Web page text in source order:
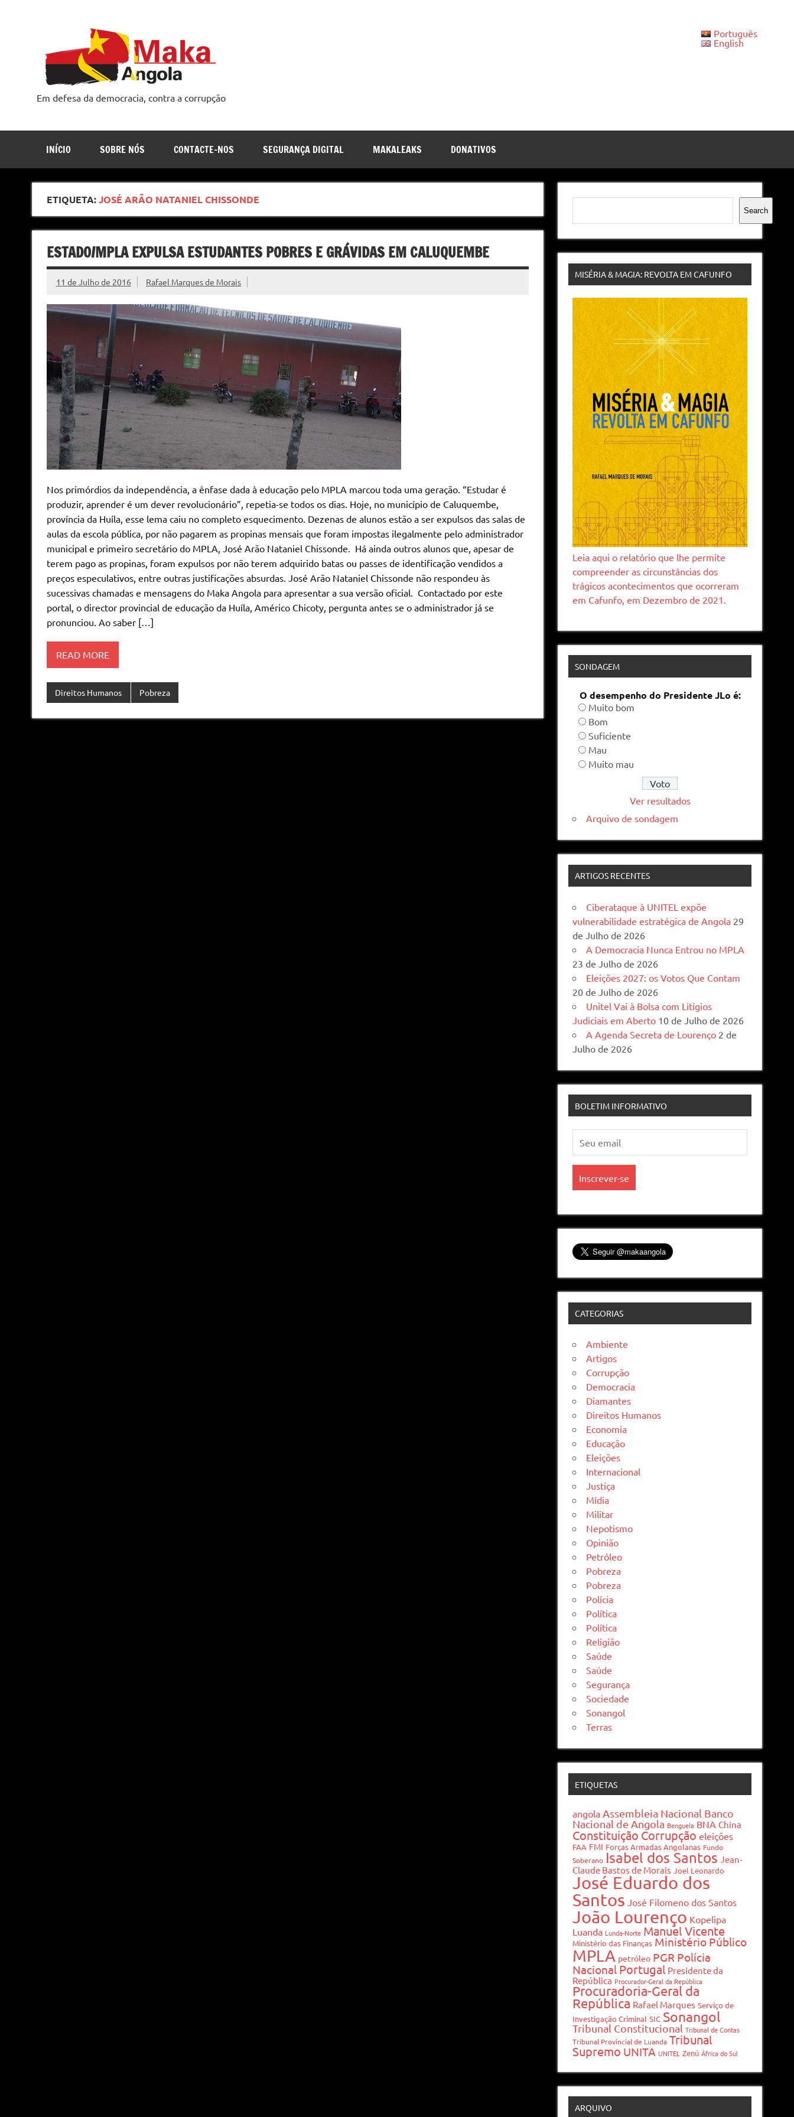
Em defesa da democracia, contra a corrupção
Português
English
INÍCIO SOBRE NÓS CONTACTE-NOS SEGURANÇA DIGITAL MAKALEAKS DONATIVOS
ETIQUETA:JOSÉ ARÃO NATANIEL CHISSONDE
ESTADO/MPLA EXPULSA ESTUDANTES POBRES E GRÁVIDAS EM CALUQUEMBE
11 de Julho de 2016 Rafael Marques de Morais
Nos primórdios da independência, a ênfase dada à educação pelo MPLA marcou toda uma geração. “Estudar é
produzir, aprender é um dever revolucionário”, repetia-se todos os dias. Hoje, no município de Caluquembe,
província da Huíla, esse lema caiu no completo esquecimento. Dezenas de alunos estão a ser expulsos das salas de
aulas da escola pública, por não pagarem as propinas mensais que foram impostas ilegalmente pelo administrador
municipal e primeiro secretário do MPLA, José Arão Nataniel Chissonde. Há ainda outros alunos que, apesar de
terem pago as propinas, foram expulsos por não terem adquirido batas ou passes de identificação vendidos a
preços especulativos, entre outras justificações absurdas. José Arão Nataniel Chissonde não respondeu às
sucessivas chamadas e mensagens do Maka Angola para apresentar a sua versão oficial. Contactado por este
portal, o director provincial de educação da Huíla, Américo Chicoty, pergunta antes se o administrador já se
pronunciou. Ao saber […]
READ MORE
Direitos Humanos Pobreza
Pesquisar
Search
MISÉRIA & MAGIA: REVOLTA EM CAFUNFO
Leia aqui o relatório que lhe permite
compreender as circunstâncias dos
trágicos acontecimentos que ocorreram
em Cafunfo, em Dezembro de 2021.
SONDAGEM
O desempenho do Presidente JLo é:
Muito bom
Bom
Suficiente
Mau
Muito mau
Ver resultados
Arquivo de sondagem
ARTIGOS RECENTES
Ciberataque à UNITEL expõe
vulnerabilidade estratégica de Angola 29
de Julho de 2026
A Democracia Nunca Entrou no MPLA
23 de Julho de 2026
Eleições 2027: os Votos Que Contam
20 de Julho de 2026
Unitel Vai à Bolsa com Litígios
Judiciais em Aberto 10 de Julho de 2026
A Agenda Secreta de Lourenço 2 de
Julho de 2026
BOLETIM INFORMATIVO
CATEGORIAS
Ambiente
Artigos
Corrupção
Democracia
Diamantes
Direitos Humanos
Economia
Educação
Eleições
Internacional
Justiça
Mídia
Militar
Nepotismo
Opinião
Petróleo
Pobreza
Pobreza
Polícia
Política
Política
Religião
Saúde
Saúde
Segurança
Sociedade
Sonangol
Terras
ETIQUETAS
angola Assembleia Nacional Banco
Nacional de Angola Benguela BNA China
Constituição Corrupção eleições
FAA FMI Forças Armadas Angolanas Fundo
Soberano Isabel dos Santos Jean-
Claude Bastos de Morais Joel Leonardo
José Eduardo dos
Santos José Filomeno dos Santos
João Lourenço Kopelipa
Luanda Lunda-Norte Manuel Vicente
Ministério das Finanças Ministério Público
MPLA petróleo PGR Polícia
Nacional Portugal Presidente da
República Procurador-Geral da República
Procuradoria-Geral da
República Rafael Marques Serviço de
Investigação Criminal SIC Sonangol
Tribunal Constitucional Tribunal de Contas
Tribunal Provincial de Luanda Tribunal
Supremo UNITA UNITEL Zenú África do Sul
ARQUIVO